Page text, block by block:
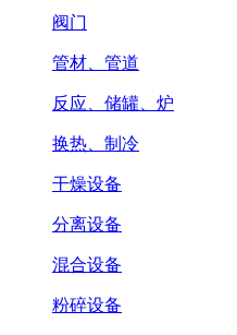
阀门
管材、管道
反应、储罐、炉
换热、制冷
干燥设备
分离设备
混合设备
粉碎设备